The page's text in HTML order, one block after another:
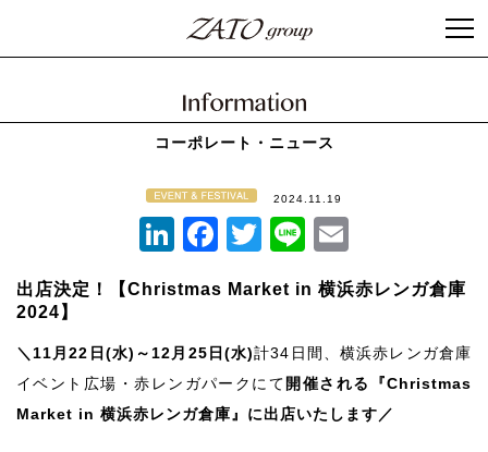
コーポレート・ニュース
2024.11.19
LinkedIn
Facebook
Twitter
Line
出店決定！【Christmas Market in 横浜赤レンガ倉庫
2024】
＼11月22日(水)～12月25日(水)計34日間、横浜赤レンガ倉庫
イベント広場・赤レンガパークにて 開催される『Christmas
Market in 横浜赤レンガ倉庫』に出店いたします／